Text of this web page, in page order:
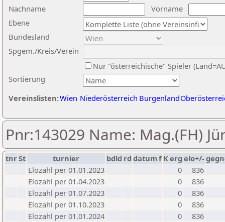
Nachname
Vorname
Ebene
Sortierung
Bundesland
Spgem./Kreis/Verein
Nur "österreichische" Spieler
Vereinslisten:Wien Niederösterreich Burgenland
Pnr:143029 Name: Mag.(FH)
tnrSt turnier bdld rd datumf Kerg elo+/-
Elozahl per 01.01.2023
0
836
Elozahl per 01.04.2023
0
836
Elozahl per 01.07.2023
0
836
Elozahl per 01.10.2023
0
836
Elozahl per 01.01.2024
0
836